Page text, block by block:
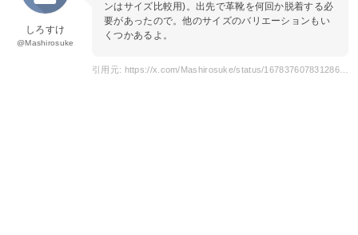
しろすけ
@Mashirosuke
ンはサイズ比較用)。出先で革靴を何回か脱着する必
要があったので。他のサイズのバリエーションもい
くつかあるよ。
引用元: https://x.com/Mashirosuke/status/1678376078312869888